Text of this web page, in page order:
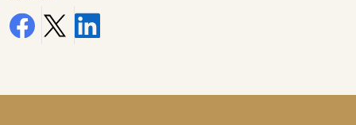
facebook
x linkedin